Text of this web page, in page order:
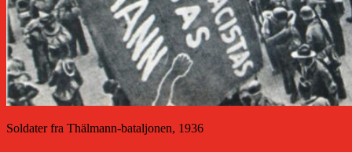
Soldater fra Thälmann-bataljonen, 1936